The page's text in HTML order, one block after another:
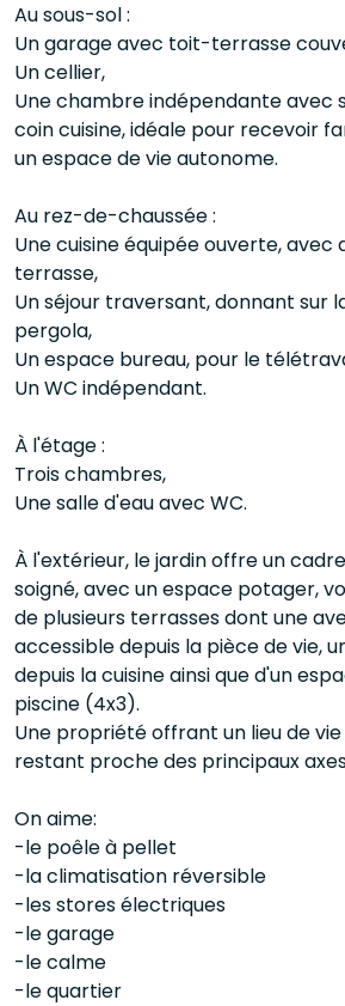
Au sous-sol :
Un garage avec toit-terrasse
Un cellier,
Une chambre indépendante avec
coin cuisine, idéale pour recevoir
un espace de vie autonome.
Au rez-de-chaussée :
Une cuisine équipée ouverte, avec
terrasse,
Un séjour traversant, donnant sur
pergola,
Un espace bureau, pour le
Un WC indépendant.
À l'étage :
Trois chambres,
Une salle d'eau avec WC.
À l'extérieur, le jardin offre un
soigné, avec un espace potager,
de plusieurs terrasses dont une
accessible depuis la pièce de vie,
depuis la cuisine ainsi que d'un
piscine (4x3).
Une propriété offrant un lieu de
restant proche des principaux
On aime:
-le poêle à pellet
-la climatisation réversible
-les stores électriques
-le garage
-le calme
-le quartier